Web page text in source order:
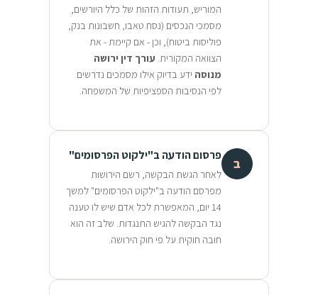
המוריש, תעודות הזהות של כלל היורשים,
מסמכי הנכסים (נסח טאבו, חשבונות בנק,
פוליסות ביטוח), וכן - אם קיימת - את
הצוואה המקורית. עורך דין ירושה
מנוסה ידע בדיוק אילו מסמכים נדרשים
לפי הנסיבות הספציפיות של המשפחה.
ב
פרסום הודעה ב"ילקוט הפרסומים"
לאחר הגשת הבקשה, רשם הירושות
מפרסם הודעה ב"ילקוט הפרסומים" למשך
14 יום, המאפשרת לכל אדם שיש לו טענה
נגד הבקשה להגיש התנגדות. שלב זה הוא
חובה חוקית על פי חוק הירושה.